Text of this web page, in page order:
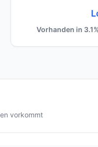
Vorhanden in
vorkommt